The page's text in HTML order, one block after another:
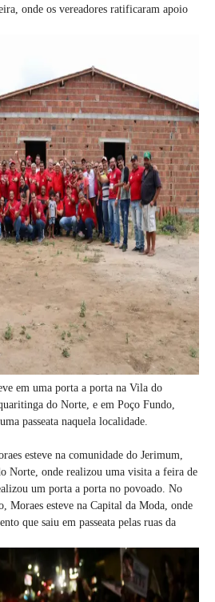
onde os vereadores ratificaram apoio
em uma porta a porta na Vila do
do Norte, e em Poço Fundo,
passeata naquela localidade.
esteve na comunidade do Jerimum,
Norte, onde realizou uma visita a feira de
um porta a porta no povoado. No
Moraes esteve na Capital da Moda, onde
que saiu em passeata pelas ruas da